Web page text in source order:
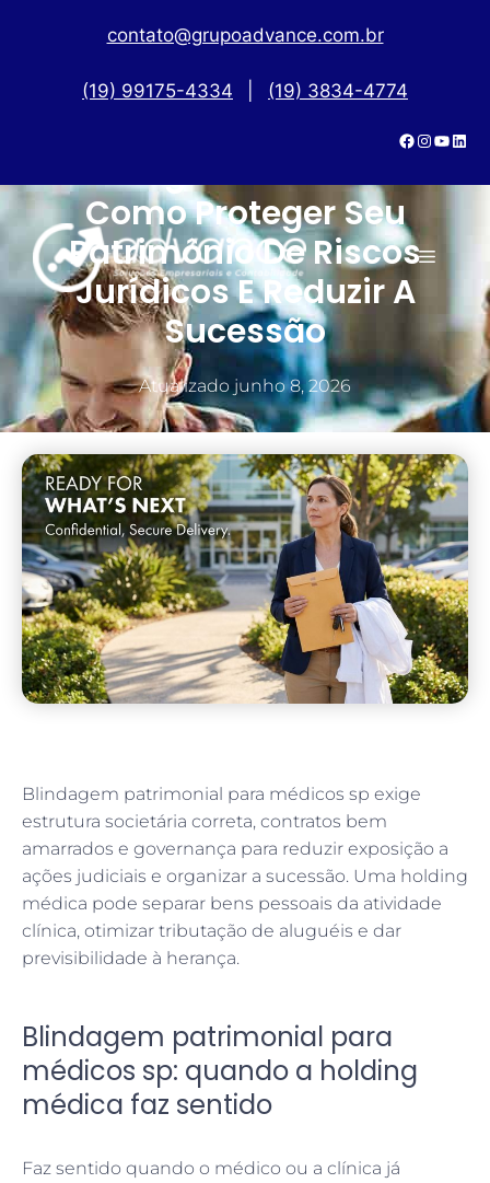
contato@grupoadvance.com.br
(19) 99175-4334 (19) 3834-4774
Holding Médica Em SP:
Como Proteger Seu
Patrimônio De Riscos
Jurídicos E Reduzir A
Sucessão
Atualizado junho 8, 2026
Blindagem patrimonial para médicos sp exige
estrutura societária correta, contratos bem
amarrados e governança para reduzir exposição a
ações judiciais e organizar a sucessão. Uma holding
médica pode separar bens pessoais da atividade
clínica, otimizar tributação de aluguéis e dar
previsibilidade à herança.
Blindagem patrimonial para
médicos sp: quando a holding
médica faz sentido
Faz sentido quando o médico ou a clínica já